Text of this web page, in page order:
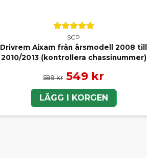
SCP
Drivrem Aixam från årsmodell 2008 till
2010/2013 (kontrollera chassinummer)
599 kr 549 kr
LÄGG I KORGEN